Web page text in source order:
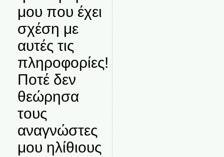
μου που έχει
σχέση με
αυτές τις
πληροφορίες!
Ποτέ δεν
θεώρησα
τους
αναγνώστες
μου ηλίθιους